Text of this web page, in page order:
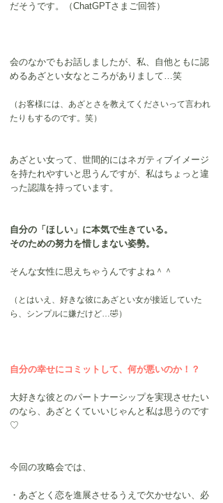
だそうです。（ChatGPTさまご回答）
会のなかでもお話しましたが、私、自他ともに認
めるあざとい女なところがありまして…笑
（お客様には、あざとさを教えてくださいって言われ
たりもするのです。笑）
あざとい女って、世間的にはネガティブイメージ
を持たれやすいと思うんですが、私はちょっと違
った認識を持っています。
自分の「ほしい」に本気で生きている。
そのための努力を惜しまない姿勢。
そんな女性に思えちゃうんですよね＾＾
（とはいえ、好きな彼にあざとい女が接近していた
ら、シンプルに嫌だけど…🤣）
自分の幸せにコミットして、何が悪いのか！？
大好きな彼とのパートナーシップを実現させたい
のなら、あざとくていいじゃんと私は思うのです
♡
今回の攻略会では、
・あざとく恋を進展させるうえで欠かせない、必